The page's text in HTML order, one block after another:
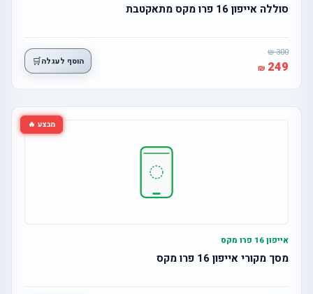
סוללה אייפון 16 פרו מקס מתאקטבת
300
249 הוסף לעגלה🛒
מבצע 🔥
אייפון 16 פרו מקס
מסך מקורי אייפון 16 פרו מקס